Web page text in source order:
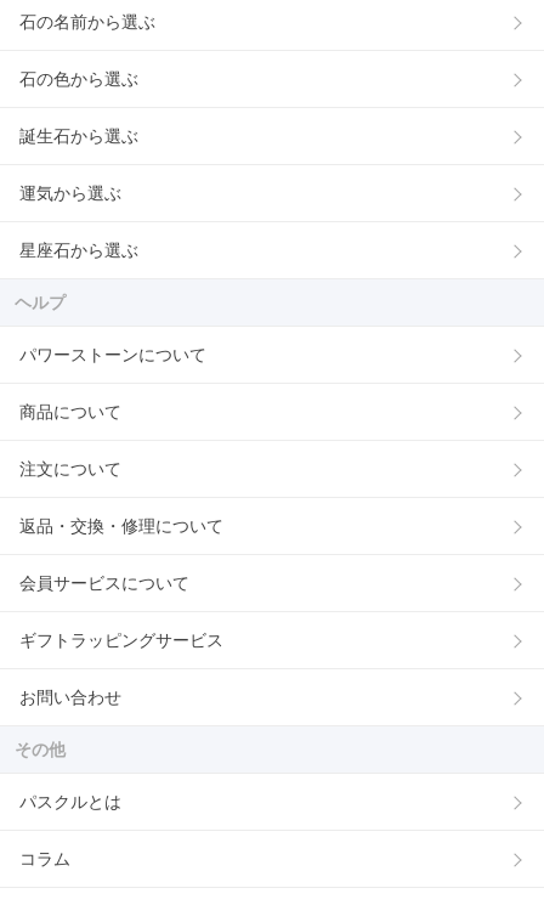
石の名前から選ぶ
石の色から選ぶ
誕生石から選ぶ
運気から選ぶ
星座石から選ぶ
ヘルプ
パワーストーンについて
商品について
注文について
返品・交換・修理について
会員サービスについて
ギフトラッピングサービス
お問い合わせ
その他
パスクルとは
コラム